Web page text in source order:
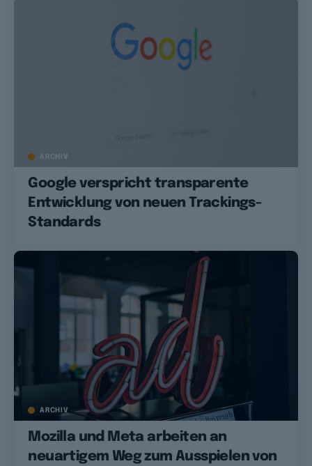
ARCHIV
Google verspricht transparente
Entwicklung von neuen Trackings-
Standards
ARCHIV
Mozilla und Meta arbeiten an
neuartigem Weg zum Ausspielen von